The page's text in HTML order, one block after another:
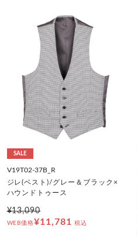
SALE
V19T02-37B_R
ジレ(ベスト)/グレー＆ブラック×
ハウンドトゥース
¥13,090
WEB価格¥11,781 税込